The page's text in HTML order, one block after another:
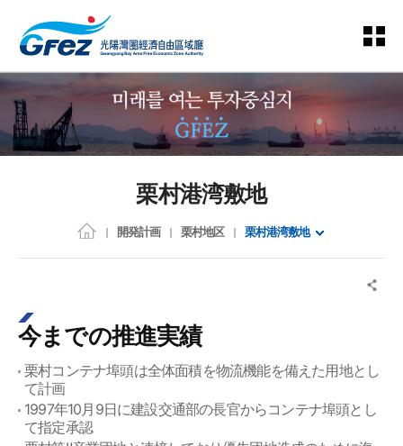
栗村港湾敷地
開発計画 栗村地区 栗村港湾敷地
今までの推進実績
栗村コンテナ埠頭は全体面積を物流機能を備えた用地とし
て計画
1997年10月9日に建設交通部の長官からコンテナ埠頭とし
て指定承認